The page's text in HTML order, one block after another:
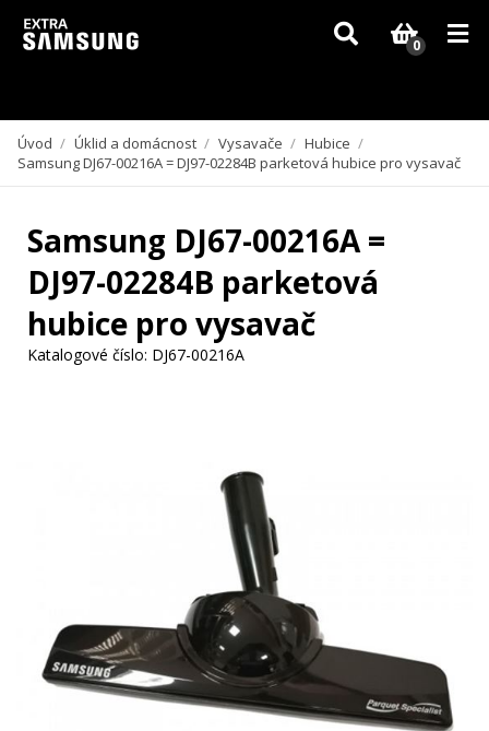
Vzhledem k aktuální situaci se může dodání dílů, které nejsou skladem,
zpozdit. Děkujeme za pochopení.
0
Úvod / Úklid a domácnost / Vysavače / Hubice /
Samsung DJ67-00216A = DJ97-02284B parketová hubice pro vysavač
Samsung DJ67-00216A =
DJ97-02284B parketová
hubice pro vysavač
Katalogové číslo: DJ67-00216A